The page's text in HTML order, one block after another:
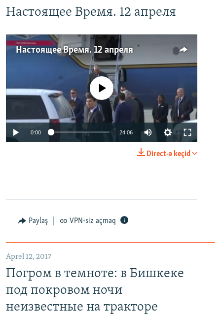
Настоящее Время. 12 апреля
Настоящее Время. 12 апреля
No media source currently available
0:00 24:06
Direct-ə keçid
Paylaş VPN-siz açmaq
Aprel 12, 2017
Погром в темноте: в Бишкеке
под покровом ночи
неизвестные на тракторе